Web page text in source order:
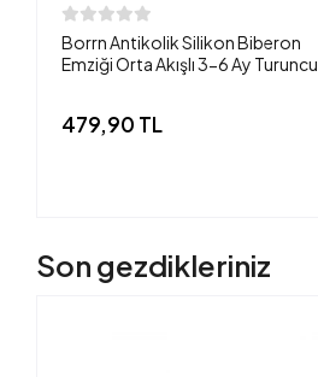
Borrn Antikolik Silikon Biberon
Emziği Orta Akışlı 3-6 Ay Turuncu
479,90 TL
Son gezdikleriniz